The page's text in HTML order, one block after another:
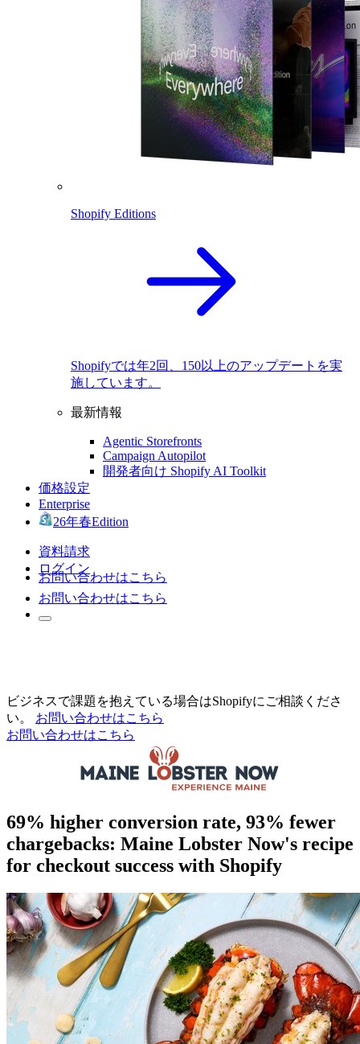
Shopify Editions
Shopifyでは年2回、150以上のアップデートを実
施しています。
最新情報
Agentic Storefronts
Campaign Autopilot
開発者向け Shopify AI Toolkit
価格設定
Enterprise
26年春Edition
資料請求
ログイン
お問い合わせはこちら
お問い合わせはこちら
ビジネスで課題を抱えている場合はShopifyにご相談くださ
い。
お問い合わせはこちら
お問い合わせはこちら
69% higher conversion rate, 93% fewer
chargebacks: Maine Lobster Now's recipe
for checkout success with Shopify